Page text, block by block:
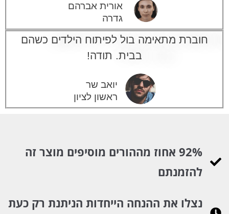
אורית אברהם
גדרה
חוברת מתאימה בול לפיתוח הילדים כשהם
בבית. תודה!
יואב שר
ראשון לציון
92% אחוז מההורים מוסיפים מוצר זה
להזמנתם
נצלו את ההנחה הייחדות הניתנת רק כעת